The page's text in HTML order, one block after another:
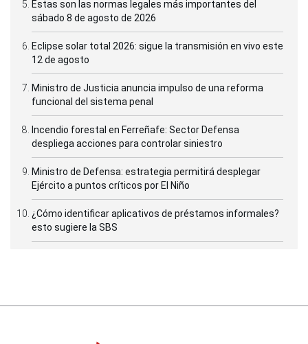
Estas son las normas legales más importantes del
sábado 8 de agosto de 2026
Eclipse solar total 2026: sigue la transmisión en vivo este
12 de agosto
Ministro de Justicia anuncia impulso de una reforma
funcional del sistema penal
Incendio forestal en Ferreñafe: Sector Defensa
despliega acciones para controlar siniestro
Ministro de Defensa: estrategia permitirá desplegar
Ejército a puntos críticos por El Niño
¿Cómo identificar aplicativos de préstamos informales?
esto sugiere la SBS